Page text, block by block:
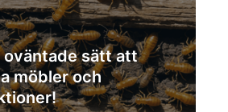
oväntade sätt att
möbler och